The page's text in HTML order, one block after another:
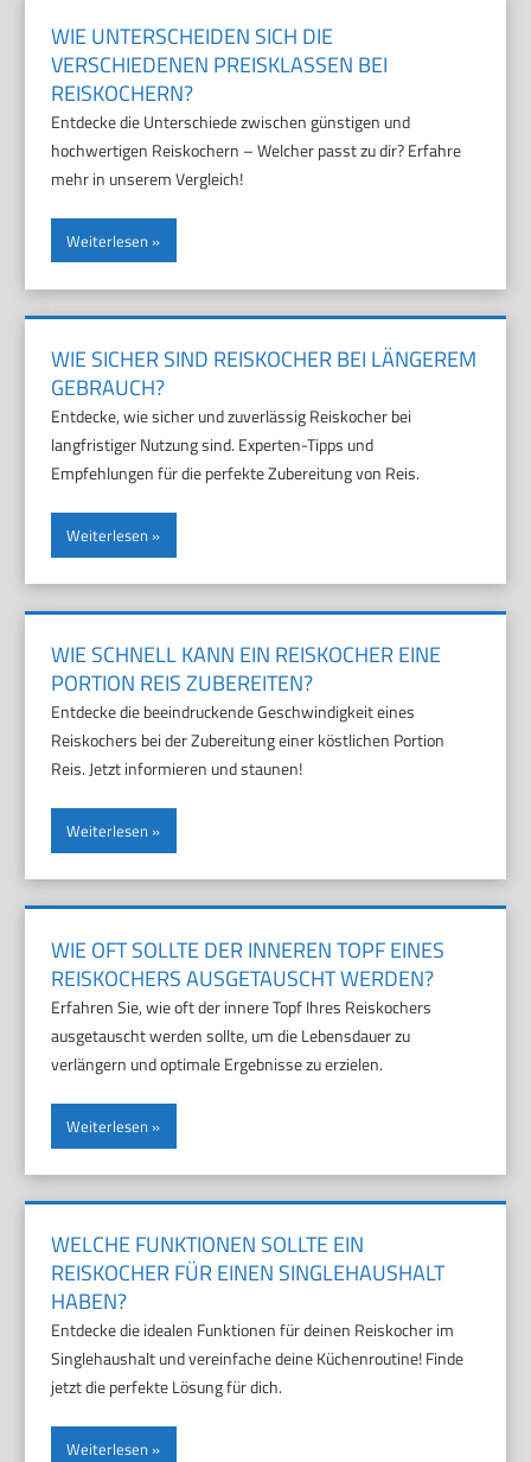
WIE UNTERSCHEIDEN SICH DIE
VERSCHIEDENEN PREISKLASSEN BEI
REISKOCHERN?
Entdecke die Unterschiede zwischen günstigen und
hochwertigen Reiskochern – Welcher passt zu dir? Erfahre
mehr in unserem Vergleich!
Weiterlesen
WIE SICHER SIND REISKOCHER BEI LÄNGEREM
GEBRAUCH?
Entdecke, wie sicher und zuverlässig Reiskocher bei
langfristiger Nutzung sind. Experten-Tipps und
Empfehlungen für die perfekte Zubereitung von Reis.
Weiterlesen
WIE SCHNELL KANN EIN REISKOCHER EINE
PORTION REIS ZUBEREITEN?
Entdecke die beeindruckende Geschwindigkeit eines
Reiskochers bei der Zubereitung einer köstlichen Portion
Reis. Jetzt informieren und staunen!
Weiterlesen
WIE OFT SOLLTE DER INNEREN TOPF EINES
REISKOCHERS AUSGETAUSCHT WERDEN?
Erfahren Sie, wie oft der innere Topf Ihres Reiskochers
ausgetauscht werden sollte, um die Lebensdauer zu
verlängern und optimale Ergebnisse zu erzielen.
Weiterlesen
WELCHE FUNKTIONEN SOLLTE EIN
REISKOCHER FÜR EINEN SINGLEHAUSHALT
HABEN?
Entdecke die idealen Funktionen für deinen Reiskocher im
Singlehaushalt und vereinfache deine Küchenroutine! Finde
jetzt die perfekte Lösung für dich.
Weiterlesen